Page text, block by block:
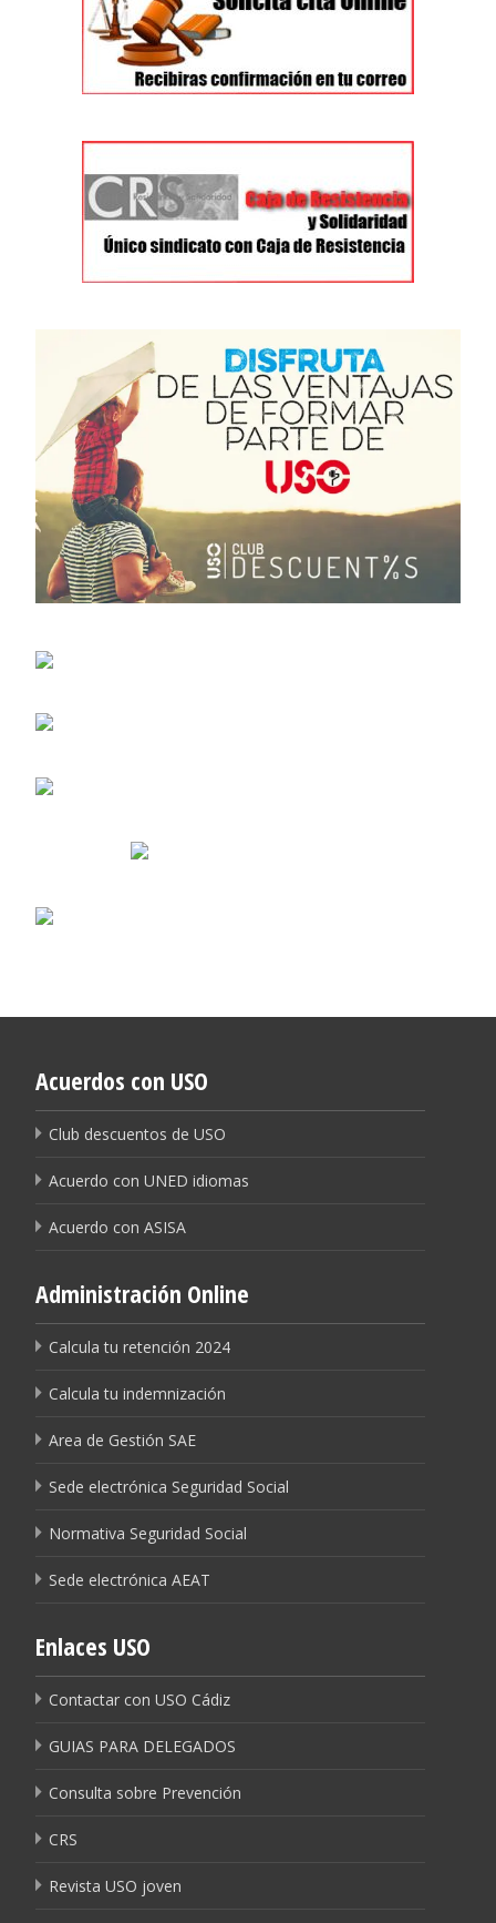
Acuerdos con USO
Club descuentos de USO
Acuerdo con UNED idiomas
Acuerdo con ASISA
Administración Online
Calcula tu retención 2024
Calcula tu indemnización
Area de Gestión SAE
Sede electrónica Seguridad Social
Normativa Seguridad Social
Sede electrónica AEAT
Enlaces USO
Contactar con USO Cádiz
GUIAS PARA DELEGADOS
Consulta sobre Prevención
CRS
Revista USO joven